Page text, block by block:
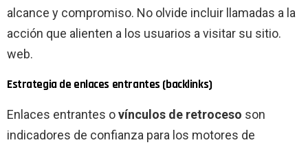
alcance y compromiso. No olvide incluir llamadas a la
acción que alienten a los usuarios a visitar su sitio.
web.
Estrategia de enlaces entrantes (backlinks)
Enlaces entrantes ovínculos de retroceso son
indicadores de confianza para los motores de